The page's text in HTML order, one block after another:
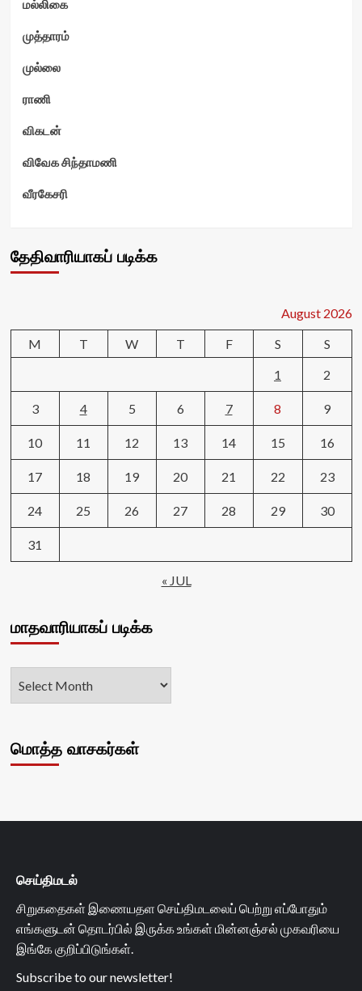
மல்லிகை
முத்தாரம்
முல்லை
ராணி
விகடன்
விவேக சிந்தாமணி
வீரகேசரி
தேதிவாரியாகப் படிக்க
August 2026
M
T W T F S
S
1
2
3 4 5 6 7 8 9
10 11 12 13 14 15 16
17 18 19 20 21 22 23
24 25 26 27 28 29 30
31
« JUL
மாதவாரியாகப் படிக்க
மொத்த வாசகர்கள்
செய்திமடல்
சிறுகதைகள் இணையதள செய்திமடலைப் பெற்று எப்போதும்
எங்களுடன் தொடர்பில் இருக்க உங்கள் மின்னஞ்சல் முகவரியை
இங்கே குறிப்பிடுங்கள்.
Subscribe to our newsletter!